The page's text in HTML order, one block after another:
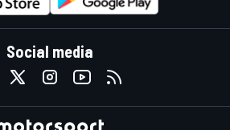
Social media